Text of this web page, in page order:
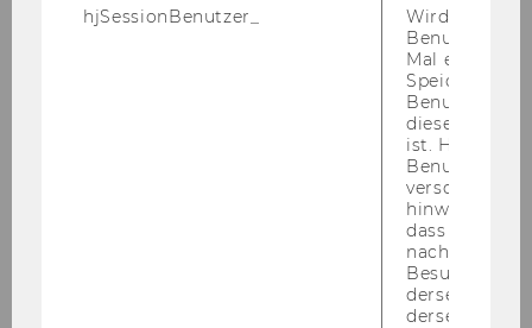
Rund 300 ös­ter­rei­chi­sche So­zio­log:innen nah­
men bei ihrer Jah­res­ta­gung an der Uni Graz
vom 30. Juni bis 2. Juli 2025 eine Be­stands­auf­
nah­me vor. In die­sem Zu­sam­men­hang skiz­zier­
te Ste­phan Mo­ebi­us, So­zio­lo­ge an der Uni Graz,
Par­al­le­len mit der Zeit vor 100 Jah­ren und er­
kennt ein Mus­ter: „Wir haben es mit tie­fer­lie­
gen­den, ge­sell­schaft­li­chen Struk­tur­pro­ble­men
Ein auf der Home­page der Uni­ver­si­tät Graz ver­
hjSessionBenutzer_
Wird gesetzt,
Benutzer
Mal eine
Speichert die
Benutzer-ID,
diese Seite
ist. Hotjar
Benutzer
verschiedene
hinweg.Stellt
dass Daten
Besuchen auf
derselben
derselben